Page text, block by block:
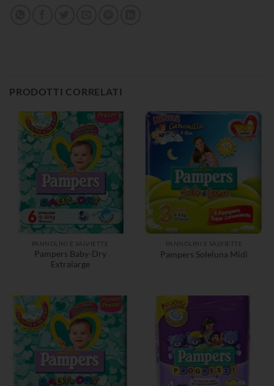
PRODOTTI CORRELATI
PANNOLINI E SALVIETTE
Pampers Baby-Dry
Extralarge
PANNOLINI E SALVIETTE
Pampers Soleluna Midi